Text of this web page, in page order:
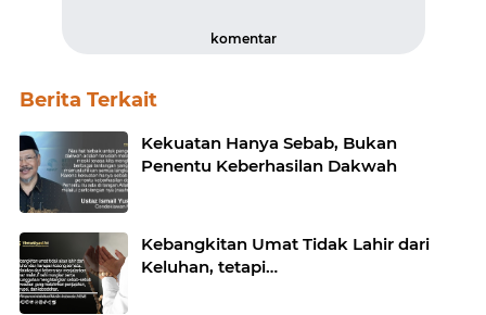
komentar
Berita Terkait
Kekuatan Hanya Sebab, Bukan
Penentu Keberhasilan Dakwah
Kebangkitan Umat Tidak Lahir dari
Keluhan, tetapi…